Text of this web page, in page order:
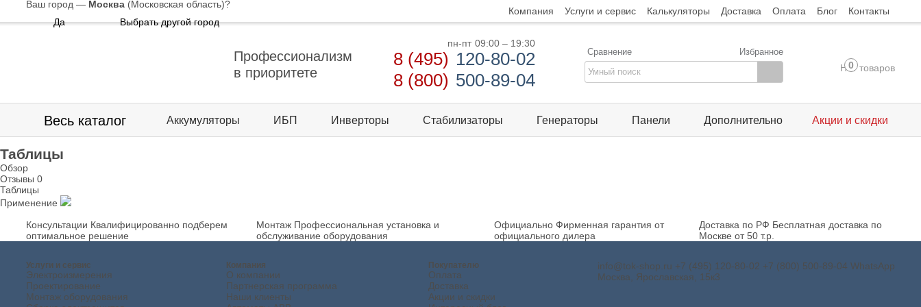
Ваш город — Москва (Московская область)?
Да
Выбрать другой город
Компания Услуги и сервис Калькуляторы Доставка Оплата Блог Контакты
Профессионализм
в приоритете
пн-пт 09:00 – 19:30
8 (495) 120-80-02
8 (800) 500-89-04
Сравнение Избранное
0
Нет товаров
Весь каталог Аккумуляторы ИБП Инверторы Стабилизаторы Генераторы Панели Дополнительно Акции и скидки
Таблицы
Обзор
Отзывы 0
Таблицы
Применение
Консультации Квалифицированно подберем
оптимальное решение
Монтаж Профессиональная установка и
обслуживание оборудования
Официально Фирменная гарантия от
официального дилера
Доставка по РФ Бесплатная доставка по
Москве от 50 т.р.
Услуги и сервис
Электроизмерения
Проектирование
Монтаж оборудования
Компания
О компании
Партнерская программа
Наши клиенты
Покупателю
Оплата
Доставка
Акции и скидки
info@tok-shop.ru +7 (495) 120-80-02 +7 (800) 500-89-04 WhatsApp
Москва, Ярославская, 15к3